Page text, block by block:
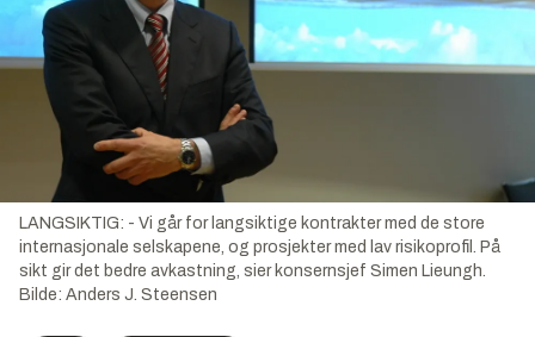
LANGSIKTIG: - Vi går for langsiktige kontrakter med de store
internasjonale selskapene, og prosjekter med lav risikoprofil. På
sikt gir det bedre avkastning, sier konsernsjef Simen Lieungh.
Bilde: Anders J. Steensen